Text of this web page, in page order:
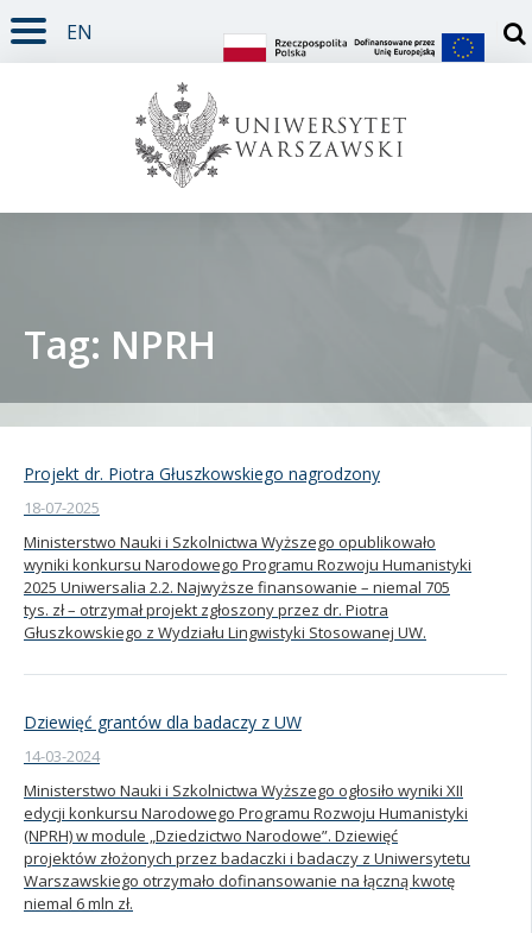
TREŚĆ STRONY
MENU GŁÓWNE
WYSZUKIWARKA
SOCIAL MEDIA
STOPKA STRONY
EN
Student
Pracownik
Kandydat
Absolwent
Tag: NPRH
Projekt dr. Piotra Głuszkowskiego nagrodzony
18-07-2025
Ministerstwo Nauki i Szkolnictwa Wyższego opublikowało
wyniki konkursu Narodowego Programu Rozwoju Humanistyki
2025 Uniwersalia 2.2. Najwyższe finansowanie – niemal 705
tys. zł – otrzymał projekt zgłoszony przez dr. Piotra
Głuszkowskiego z Wydziału Lingwistyki Stosowanej UW.
Dziewięć grantów dla badaczy z UW
14-03-2024
Ministerstwo Nauki i Szkolnictwa Wyższego ogłosiło wyniki XII
edycji konkursu Narodowego Programu Rozwoju Humanistyki
(NPRH) w module „Dziedzictwo Narodowe”. Dziewięć
projektów złożonych przez badaczki i badaczy z Uniwersytetu
Warszawskiego otrzymało dofinansowanie na łączną kwotę
niemal 6 mln zł.